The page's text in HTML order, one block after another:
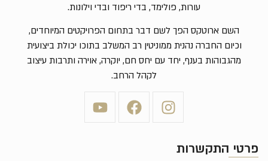
פרטי התקשרות
עורות, פולימד, בדי ריפוד ובדי וילונות.
השם ארוטקס הפך לשם דבר בתחום הפרויקטים המיוחדים,
וכיום החברה נהנית ממוניטין רב המשלב בתוכו יכולת ביצועית
מהגבוהות בענף, יחד עם יחס חם, יוקרה, אוירה ותרבות עיצוב
לקהל הרחב.